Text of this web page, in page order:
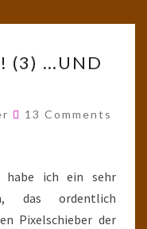
(3) …UND
Comments
13 Comments
habe ich ein sehr
das ordentlich
Pixelschieber der